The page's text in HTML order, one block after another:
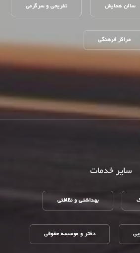
سالن همایش تفریحی و سرگرمی
مراکز فرهنگی
سایر خدمات
بهداشتی و نظافتی
دفتر و موسسه حقوقی